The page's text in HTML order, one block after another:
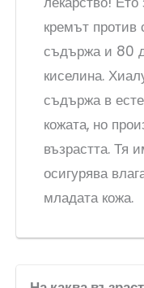
кремът
съдържа и 80
киселина.
съдържа в
кожата, но
възрастта. Тя
осигурява
младата кожа.